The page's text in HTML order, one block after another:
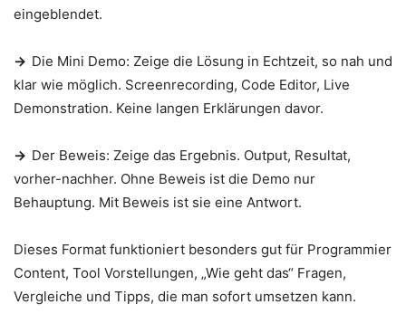
eingeblendet.
→ Die Mini Demo: Zeige die Lösung in Echtzeit, so nah und
klar wie möglich. Screenrecording, Code Editor, Live
Demonstration. Keine langen Erklärungen davor.
→ Der Beweis: Zeige das Ergebnis. Output, Resultat,
vorher-nachher. Ohne Beweis ist die Demo nur
Behauptung. Mit Beweis ist sie eine Antwort.
Dieses Format funktioniert besonders gut für Programmier
Content, Tool Vorstellungen, „Wie geht das“ Fragen,
Vergleiche und Tipps, die man sofort umsetzen kann.